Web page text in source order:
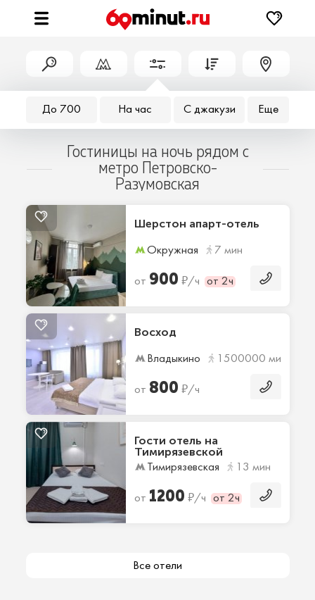
До 700 На час С джакузи Еще
Гостиницы на ночь рядом с
метро Петровско-
Разумовская
Шерстон апарт-отель
Окружная 7 мин
от 900 ₽/ч от 2ч
Восход
Владыкино 1500000 мин
от 800 ₽/ч
Гости отель на
Тимирязевской
Тимирязевская 13 мин
от 1200 ₽/ч от 2ч
Все отели